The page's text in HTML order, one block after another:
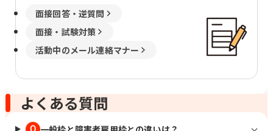
面接回答・逆質問
面接・試験対策
活動中のメール連絡マナー
よくある質問
Q